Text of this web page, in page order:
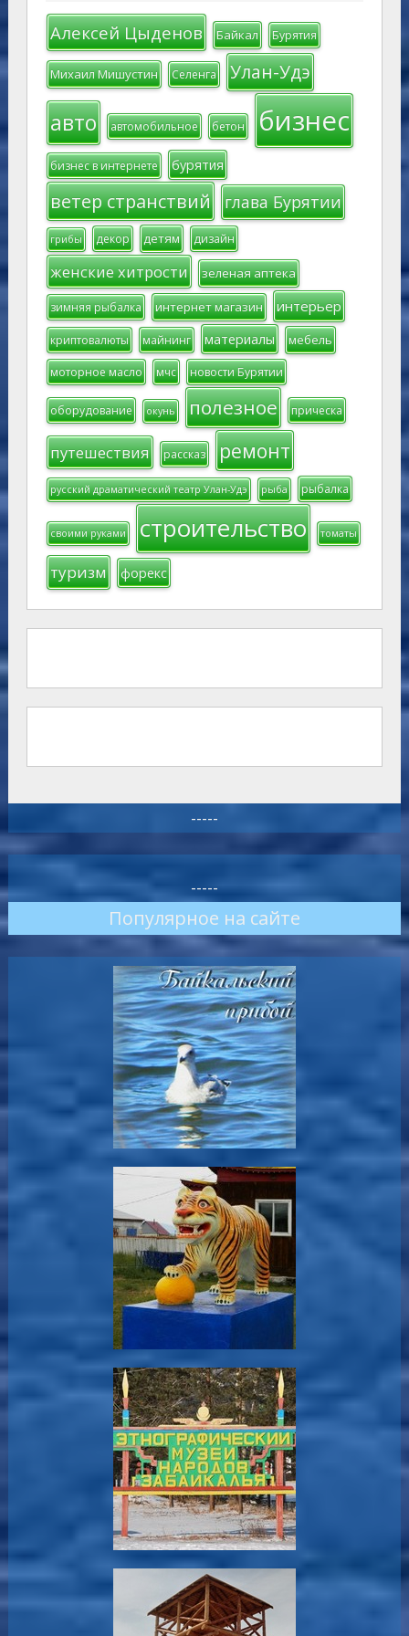
Алексей Цыденов Байкал Бурятия
Михаил Мишустин Селенга Улан-Удэ
авто автомобильное бетон бизнес
бизнес в интернете бурятия
ветер странствий глава Бурятии
грибы декор детям дизайн
женские хитрости зеленая аптека
зимняя рыбалка интернет магазин интерьер
криптовалюты майнинг материалы мебель
моторное масло мчс новости Бурятии
оборудование окунь полезное прическа
путешествия рассказ ремонт
русский драматический театр Улан-Удэ рыба рыбалка
своими руками строительство томаты
туризм форекс
-----
-----
Популярное на сайте